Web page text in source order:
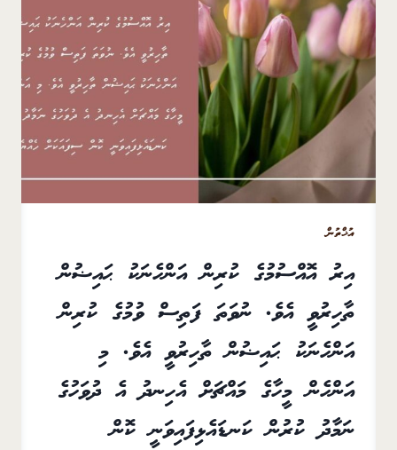
އުޚްތުން
އިރު އޮއްސުމުގެ ކުރިން އަންހެނަކު ޙައިޟުން
ތާހިރުވީ އެވެ. ނުވަތަ ފަތިސް ވުމުގެ ކުރިން
އަންހެނަކު ޙައިޟުން ތާހިރުވީ އެވެ. މި
އަންހެން މީހާގެ މައްޗަށް އެހިނދު އެ ދުވަހުގެ
ނަމާދު ކުރުން ކަނޑައެޅިފައިވަނީ ކޮން